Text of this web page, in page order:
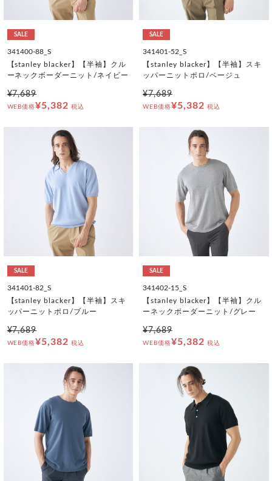
SALE
341400-88_S
【stanley blacker】【半袖】クル
ーネックボーダーニット/ネイビー
¥7,689
WEB価格¥5,382 税込
SALE
341401-52_S
【stanley blacker】【半袖】スキ
ッパーニットポロ/ベージュ
¥7,689
WEB価格¥5,382 税込
SALE
341401-82_S
【stanley blacker】【半袖】スキ
ッパーニットポロ/ブルー
¥7,689
WEB価格¥5,382 税込
SALE
341402-15_S
【stanley blacker】【半袖】クル
ーネックボーダーニット/グレー
¥7,689
WEB価格¥5,382 税込